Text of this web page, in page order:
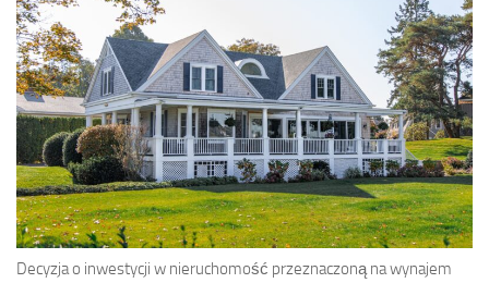
Decyzja o inwestycji w nieruchomość przeznaczoną na wynajem